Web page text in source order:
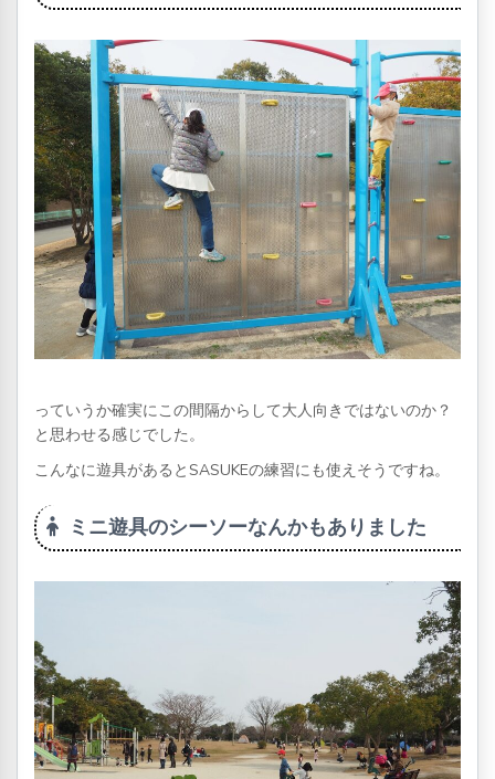
っていうか確実にこの間隔からして大人向きではないのか？
と思わせる感じでした。
こんなに遊具があるとSASUKEの練習にも使えそうですね。
ミニ遊具のシーソーなんかもありました